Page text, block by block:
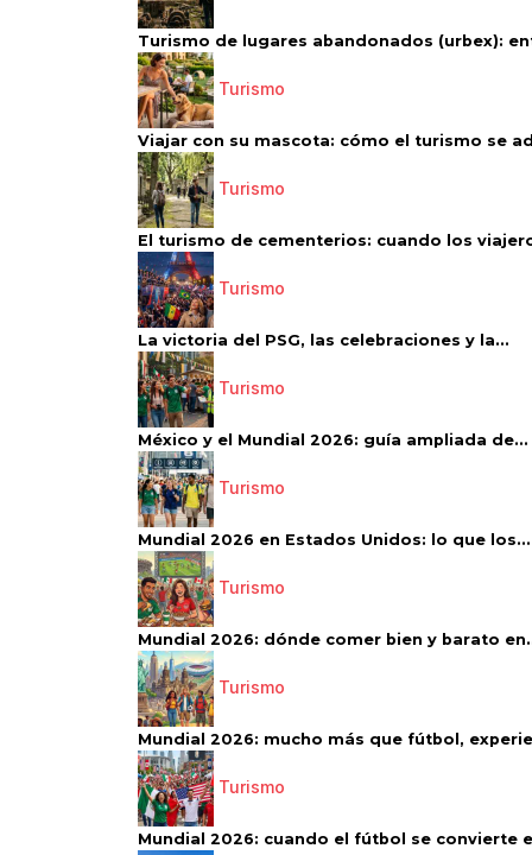
Turismo de lugares abandonados (urbex):
Turismo
Viajar con su mascota: cómo el turismo se
Turismo
El turismo de cementerios: cuando los
Turismo
La victoria del PSG, las celebraciones y la...
Turismo
México y el Mundial 2026: guía ampliada de...
Turismo
Mundial 2026 en Estados Unidos: lo que los...
Turismo
Mundial 2026: dónde comer bien y barato
Turismo
Mundial 2026: mucho más que fútbol,
Turismo
Mundial 2026: cuando el fútbol se convierte